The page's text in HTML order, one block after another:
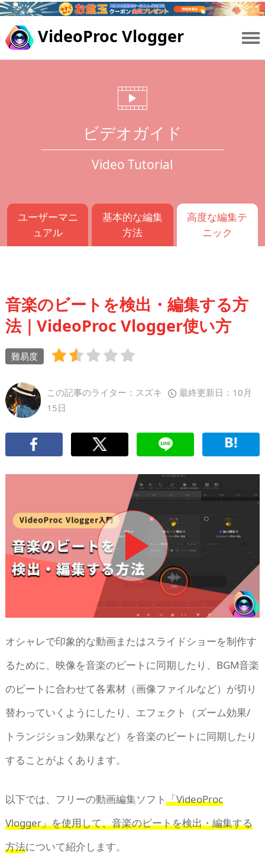
VideoProc Vlogger
ビデオガイド
Video Tutorial
ユーザーマニ
ュアル
基本的な編集
方法
高度な編集テ
ニック
音楽のビートを検出・編集する方
法｜VideoProc Vlogger使い方
難易度
この記事のライター：スズキ
最終更新日：10月
15日
オシャレで印象的な動画またはスライドショーを制作す
るために、映像を音楽のビートに同期したり、BGM音楽
のビートに合わせて各素材（画像ファイルなど）が切り
替わっていくようにしたり、エフェクト（ズーム効果/
トランジション効果など）を音楽のビートに同期したり
することがよくあります。
以下では、フリーの動画編集ソフト「VideoProc
Vlogger」を使用して、音楽のビートを検出・編集する
方法について紹介します。